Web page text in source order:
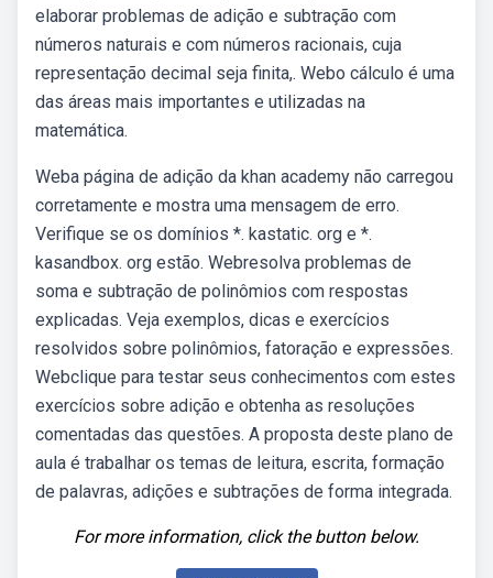
elaborar problemas de adição e subtração com
números naturais e com números racionais, cuja
representação decimal seja finita,. Webo cálculo é uma
das áreas mais importantes e utilizadas na
matemática.
Weba página de adição da khan academy não carregou
corretamente e mostra uma mensagem de erro.
Verifique se os domínios *. kastatic. org e *.
kasandbox. org estão. Webresolva problemas de
soma e subtração de polinômios com respostas
explicadas. Veja exemplos, dicas e exercícios
resolvidos sobre polinômios, fatoração e expressões.
Webclique para testar seus conhecimentos com estes
exercícios sobre adição e obtenha as resoluções
comentadas das questões. A proposta deste plano de
aula é trabalhar os temas de leitura, escrita, formação
de palavras, adições e subtrações de forma integrada.
For more information, click the button below.